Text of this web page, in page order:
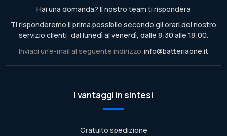
Hai una domanda? Il nostro team ti risponderà
Ti risponderemo il prima possibile secondo gli orari del nostro
servizio clienti: dal lunedì al venerdì, dalle 8:30 alle 18:00.
Inviaci un'e-mail al seguente indirizzo:info@batteriaone.it
I vantaggi in sintesi
Gratuito spedizione